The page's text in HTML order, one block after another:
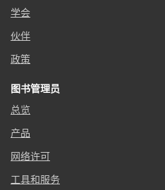
学会
伙伴
政策
图书管理员
总览
产品
网络许可
工具和服务